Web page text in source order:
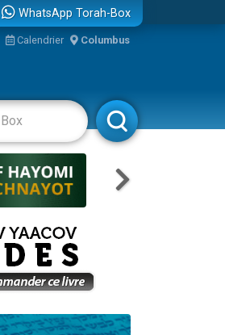
WhatsApp Torah-Box
Calendrier Columbus
Rabbanim